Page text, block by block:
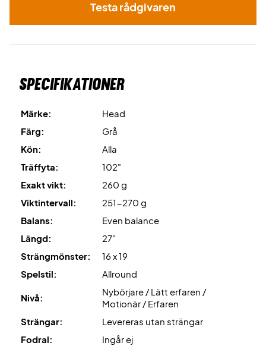
Testa rådgivaren
Specifikationer
Märke:
Head
Färg:
Grå
Kön:
Alla
Träffyta:
102"
Exakt vikt:
260 g
Viktintervall:
251-270 g
Balans:
Even balance
Längd:
27"
Strängmönster:
16 x 19
Spelstil:
Allround
Nivå:
Nybörjare / Lätt erfaren /
Motionär / Erfaren
Strängar:
Levereras utan strängar
Fodral:
Ingår ej